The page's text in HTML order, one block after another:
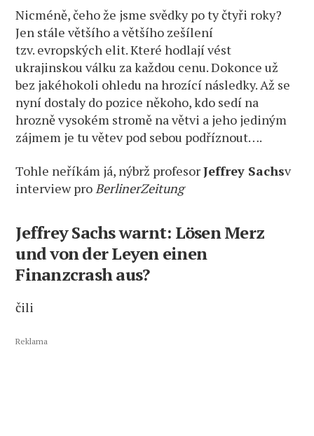
Nicméně, čeho že jsme svědky po ty čtyři roky?
Jen stále většího a většího zešílení
tzv. evropských elit. Které hodlají vést
ukrajinskou válku za každou cenu. Dokonce už
bez jakéhokoli ohledu na hrozící následky. Až se
nyní dostaly do pozice někoho, kdo sedí na
hrozně vysokém stromě na větvi a jeho jediným
zájmem je tu větev pod sebou podříznout….
Tohle neříkám já, nýbrž profesorJeffrey Sachsv
interview pro BerlinerZeitung
Jeffrey Sachs warnt: Lösen Merz
und von der Leyen einen
Finanzcrash aus?
čili
Reklama